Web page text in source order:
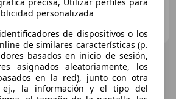
personalizada
de dispositivos o los
de similares características (p.
basados en inicio de sesión,
asignados aleatoriamente, los
en la red), junto con otra
ej., la información y el tipo del